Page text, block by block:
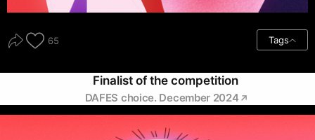
65 Tags
Finalist of the competition
DAFES choice. December 2024